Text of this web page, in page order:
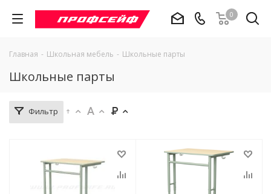
0
Главная - Школьная мебель - Школьные парты
Школьные парты
Фильтр